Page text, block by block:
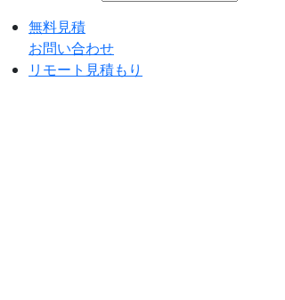
無料見積
お問い合わせ
リモート見積もり